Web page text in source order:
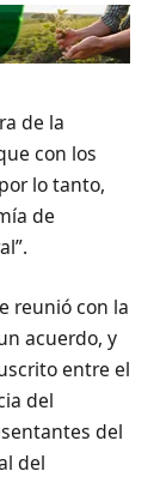
de la
con los
lo tanto,
de
reunió con la
acuerdo, y
entre el
del
del
del